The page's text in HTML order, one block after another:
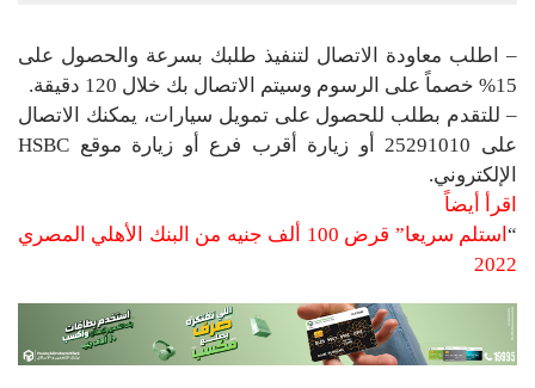
– اطلب معاودة الاتصال لتنفيذ طلبك بسرعة والحصول على
15% خصماً على الرسوم وسيتم الاتصال بك خلال 120 دقيقة.‏‎‏‎‎‏‎‏
– للتقدم بطلب للحصول على تمويل سيارات، يمكنك الاتصال
على 25291010 أو زيارة أقرب فرع أو زيارة موقع HSBC
الإلكتروني.
اقرأ أيضاً
“
استلم سريعا” قرض 100 ألف جنيه من البنك الأهلي المصري
2022